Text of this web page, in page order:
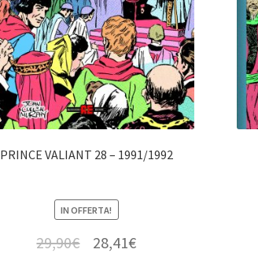
PRINCE VALIANT 28 – 1991/1992
IN OFFERTA!
29,90€ 28,41€